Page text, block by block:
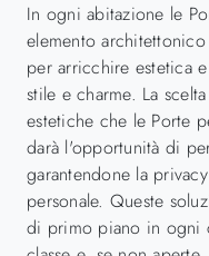
In ogni abitazione le
elemento
per arricchire estetica
stile e charme. La
estetiche che le Porte
darà l'opportunità di
garantendone la
personale. Queste
di primo piano in ogni